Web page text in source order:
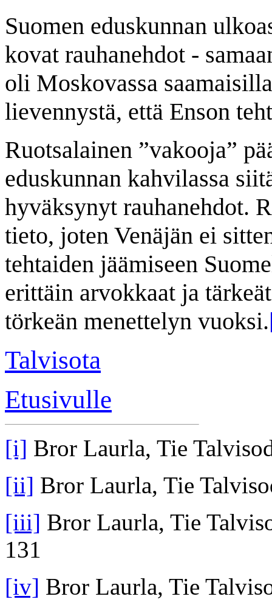
Suomen eduskunnan
kovat rauhanehdot -
oli Moskovassa
lievennystä, että Enson
Ruotsalainen ”vakooja”
eduskunnan kahvilassa
hyväksynyt rauhanehdot.
tieto, joten Venäjän ei
tehtaiden jäämiseen
erittäin arvokkaat ja
törkeän menettelyn vuoksi.
Talvisota
Etusivulle
[i] Bror Laurla, Tie
[ii] Bror Laurla, Tie
[iii] Bror Laurla, Tie
131
[iv] Bror Laurla, Tie